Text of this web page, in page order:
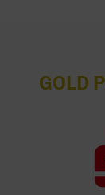
GOLD